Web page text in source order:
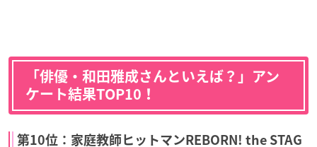
「俳優・和田雅成さんといえば？」アン
ケート結果TOP10！
第10位：家庭教師ヒットマンREBORN! the STAG